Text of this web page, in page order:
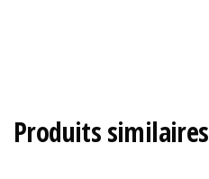
Produits similaires